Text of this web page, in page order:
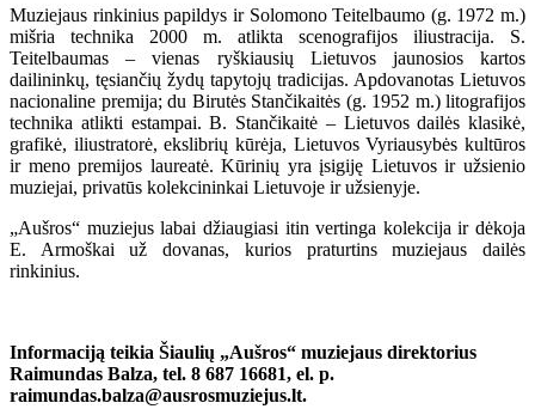
Muziejaus rinkinius papildys ir Solomono Teitelbaumo (g. 1972 m.)
mišria technika 2000 m. atlikta scenografijos iliustracija. S.
Teitelbaumas – vienas ryškiausių Lietuvos jaunosios kartos
dailininkų, tęsiančių žydų tapytojų tradicijas. Apdovanotas Lietuvos
nacionaline premija; du Birutės Stančikaitės (g. 1952 m.) litografijos
technika atlikti estampai. B. Stančikaitė – Lietuvos dailės klasikė,
grafikė, iliustratorė, ekslibrių kūrėja, Lietuvos Vyriausybės kultūros
ir meno premijos laureatė. Kūrinių yra įsigiję Lietuvos ir užsienio
muziejai, privatūs kolekcininkai Lietuvoje ir užsienyje.
„Aušros“ muziejus labai džiaugiasi itin vertinga kolekcija ir dėkoja
E. Armoškai už dovanas, kurios praturtins muziejaus dailės
rinkinius.
Informaciją teikia Šiaulių „Aušros“ muziejaus direktorius
Raimundas Balza, tel. 8 687 16681, el. p.
raimundas.balza@ausrosmuziejus.lt.